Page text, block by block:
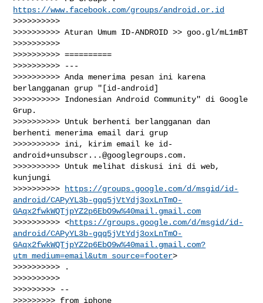
https://www.facebook.com/groups/android.or.id
>>>>>>>>>>
>>>>>>>>>> Aturan Umum ID-ANDROID >> goo.gl/mL1mBT
>>>>>>>>>>
>>>>>>>>>> ==========
>>>>>>>>>> ---
>>>>>>>>>> Anda menerima pesan ini karena
berlangganan grup "[id-android]
>>>>>>>>>> Indonesian Android Community" di Google
Grup.
>>>>>>>>>> Untuk berhenti berlangganan dan
berhenti menerima email dari grup
>>>>>>>>>> ini, kirim email ke id-
android+unsubscr...@googlegroups.com.
>>>>>>>>>> Untuk melihat diskusi ini di web,
kunjungi
>>>>>>>>>>
https://groups.google.com/d/msgid/id-
android/CAPyYL3b-gqq5jVtYdj3oxLnTmO-
GAqx2fwkWQTjpYZ2p6EbO9w%40mail.gmail.com
>>>>>>>>>> <https://groups.google.com/d/msgid/id-
android/CAPyYL3b-gqq5jVtYdj3oxLnTmO-
GAqx2fwkWQTjpYZ2p6EbO9w%40mail.gmail.com?
utm_medium=email&utm_source=footer>
>>>>>>>>>> .
>>>>>>>>>>
>>>>>>>>> --
>>>>>>>>> from iphone